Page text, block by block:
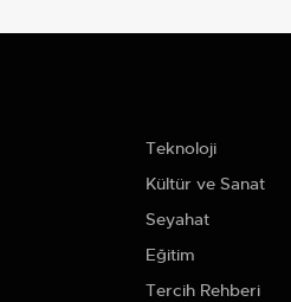
Teknoloji
Kültür ve Sanat
Seyahat
Eğitim
Tercih Rehberi